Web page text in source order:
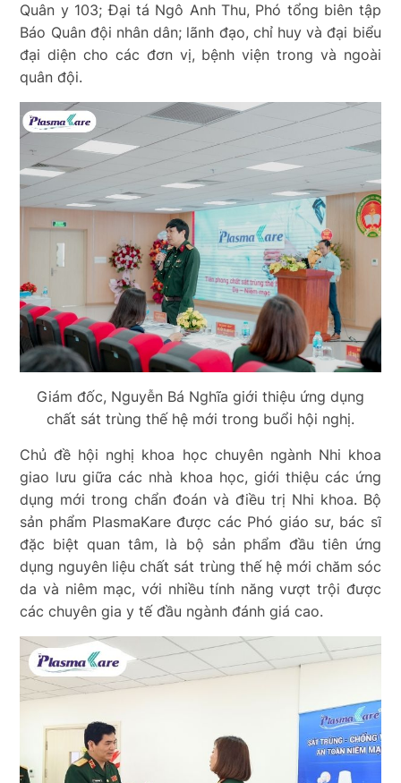
Quân y 103; Đại tá Ngô Anh Thu, Phó tổng biên tập
Báo Quân đội nhân dân; lãnh đạo, chỉ huy và đại biểu
đại diện cho các đơn vị, bệnh viện trong và ngoài
quân đội.
Giám đốc, Nguyễn Bá Nghĩa giới thiệu ứng dụng
chất sát trùng thế hệ mới trong buổi hội nghị.
Chủ đề hội nghị khoa học chuyên ngành Nhi khoa
giao lưu giữa các nhà khoa học, giới thiệu các ứng
dụng mới trong chẩn đoán và điều trị Nhi khoa. Bộ
sản phẩm PlasmaKare được các Phó giáo sư, bác sĩ
đặc biệt quan tâm, là bộ sản phẩm đầu tiên ứng
dụng nguyên liệu chất sát trùng thế hệ mới chăm sóc
da và niêm mạc, với nhiều tính năng vượt trội được
các chuyên gia y tế đầu ngành đánh giá cao.